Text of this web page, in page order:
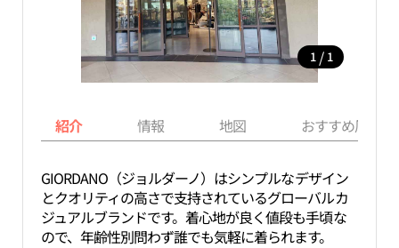
1 / 1
紹介 情報 地図 おすすめ周辺
GIORDANO（ジョルダーノ）はシンプルなデザイン
とクオリティの高さで支持されているグローバルカ
ジュアルブランドです。着心地が良く値段も手頃な
ので、年齢性別問わず誰でも気軽に着られます。